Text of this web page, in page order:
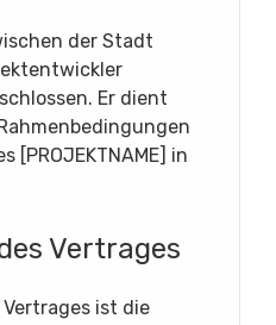
der Stadt
Er dient
[PROJEKTNAME] in
Vertrages
Vertrages ist die